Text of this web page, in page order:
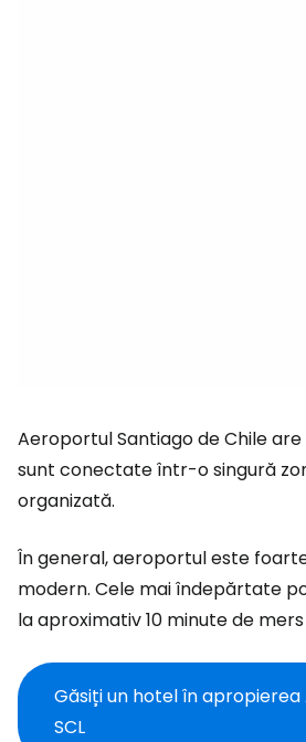
Aeroportul Santiago de Chile are
sunt conectate într-o singură
organizată.
În general, aeroportul este
modern. Cele mai îndepărtate
la aproximativ 10 minute de mers
Găsiți un hotel în
SCL